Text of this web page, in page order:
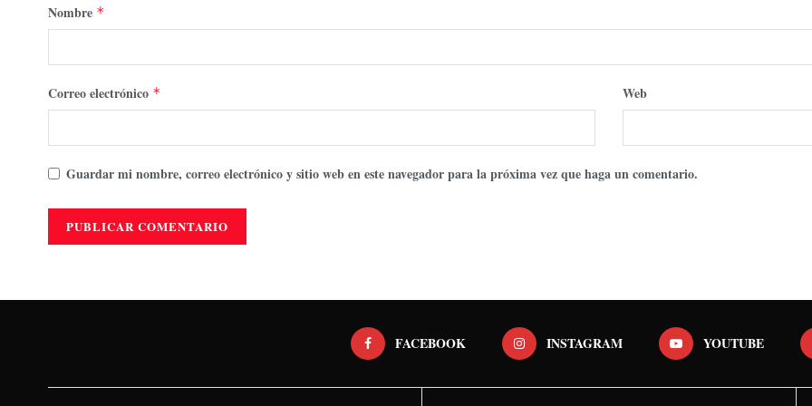
Nombre *
Correo electrónico * Web
Guardar mi nombre, correo electrónico y sitio web en este navegador para la próxima vez que haga un comentario.
FACEBOOK INSTAGRAM YOUTUBE